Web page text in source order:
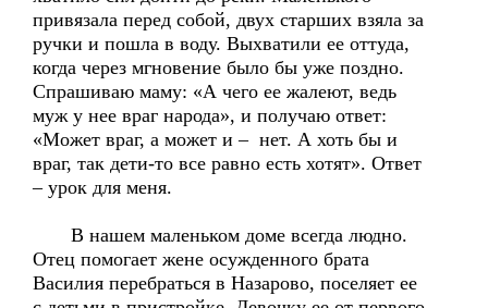
привязала перед собой, двух старших взяла за
ручки и пошла в воду. Выхватили ее оттуда,
когда через мгновение было бы уже поздно.
Спрашиваю маму: «А чего ее жалеют, ведь
муж у нее враг народа», и получаю ответ:
«Может враг, а может и – нет. А хоть бы и
враг, так дети-то все равно есть хотят». Ответ
– урок для меня.
В нашем маленьком доме всегда людно.
Отец помогает жене осужденного брата
Василия перебраться в Назарово, поселяет ее